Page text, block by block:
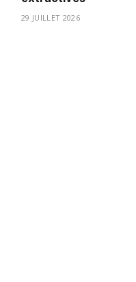
29 JUILLET 2026